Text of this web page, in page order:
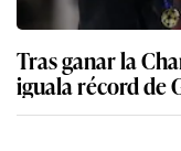
Tras ganar la
iguala récord de